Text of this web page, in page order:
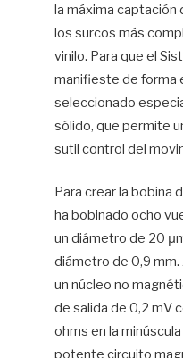
la máxima captación
los surcos más
vinilo. Para que el
manifieste de forma
seleccionado
sólido, que permite
sutil control del
Para crear la bobina
ha bobinado ocho
un diámetro de 20
diámetro de 0,9
un núcleo no
de salida de 0,2 mV
ohms en la
potente circuito